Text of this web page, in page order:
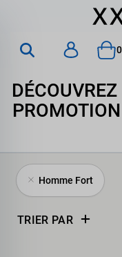
Homme Fort
TRIER PAR